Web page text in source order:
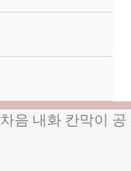
음 내화 칸막이 공